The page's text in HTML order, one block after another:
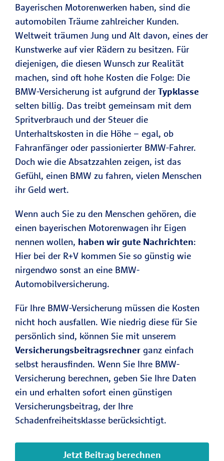
Bayerischen Motorenwerken haben, sind die
automobilen Träume zahlreicher Kunden.
Weltweit träumen Jung und Alt davon, eines der
Kunstwerke auf vier Rädern zu besitzen. Für
diejenigen, die diesen Wunsch zur Realität
machen, sind oft hohe Kosten die Folge: Die
BMW-Versicherung ist aufgrund der Typklasse
selten billig. Das treibt gemeinsam mit dem
Spritverbrauch und der Steuer die
Unterhaltskosten in die Höhe – egal, ob
Fahranfänger oder passionierter BMW-Fahrer.
Doch wie die Absatzzahlen zeigen, ist das
Gefühl, einen BMW zu fahren, vielen Menschen
ihr Geld wert.
Wenn auch Sie zu den Menschen gehören, die
einen bayerischen Motorenwagen ihr Eigen
nennen wollen, haben wir gute Nachrichten:
Hier bei der R+V kommen Sie so günstig wie
nirgendwo sonst an eine BMW-
Automobilversicherung.
Für Ihre BMW-Versicherung müssen die Kosten
nicht hoch ausfallen. Wie niedrig diese für Sie
persönlich sind, können Sie mit unserem
Versicherungsbeitragsrechner ganz einfach
selbst herausfinden. Wenn Sie Ihre BMW-
Versicherung berechnen, geben Sie Ihre Daten
ein und erhalten sofort einen günstigen
Versicherungsbeitrag, der Ihre
Schadenfreiheitsklasse berücksichtigt.
Jetzt Beitrag berechnen